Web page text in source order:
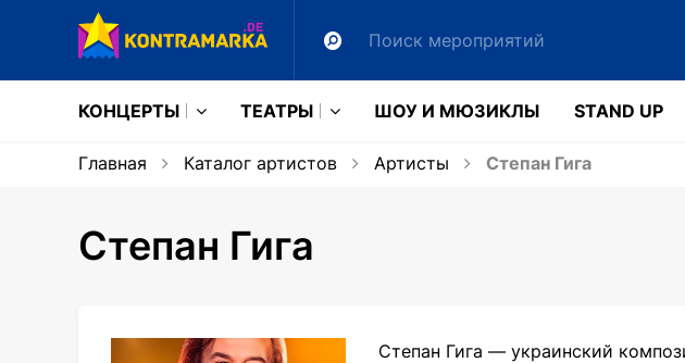
КОНЦЕРТЫ ТЕАТРЫ ШОУ И МЮЗИКЛЫ STAND UP
Главная Каталог артистов Артисты Степан Гига
Степан Гига
Степан Гига — украинский